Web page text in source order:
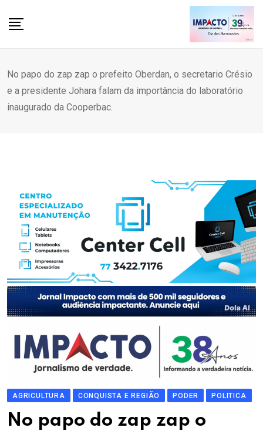
No papo do zap zap o prefeito Oberdan, o secretario Crésio
e a presidente Johara falam da importância do laboratório
inaugurado da Cooperbac.
AGRICULTURA CONQUISTA E REGIÃO PODER POLITICA
No papo do zap zap o